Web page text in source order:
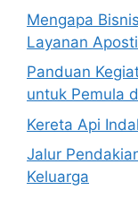
Mengapa
Layanan
Panduan
untuk Pemula
Kereta Api
Jalur
Keluarga